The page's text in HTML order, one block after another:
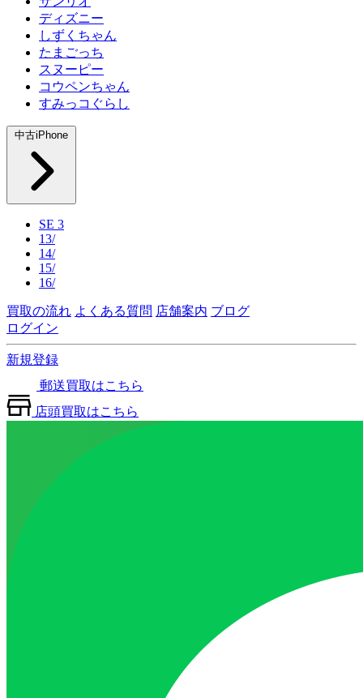
ディズニー
しずくちゃん
たまごっち
スヌーピー
コウペンちゃん
すみっコぐらし
中古iPhone
SE 3
13/
14/
15/
16/
買取の流れ よくある質問 店舗案内 ブログ
ログイン
新規登録
郵送買取はこちら
店頭買取はこちら